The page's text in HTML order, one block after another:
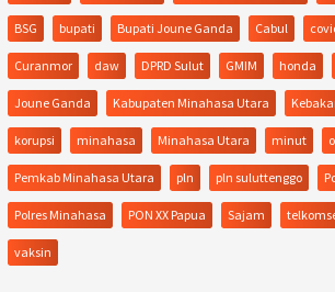
BSG bupati Bupati Joune Ganda Cabul
Curanmor daw DPRD Sulut GMIM honda
Joune Ganda Kabupaten Minahasa Utara
korupsi minahasa Minahasa Utara minut
Pemkab Minahasa Utara pln pln suluttenggo
Polres Minahasa PON XX Papua Sajam
vaksin